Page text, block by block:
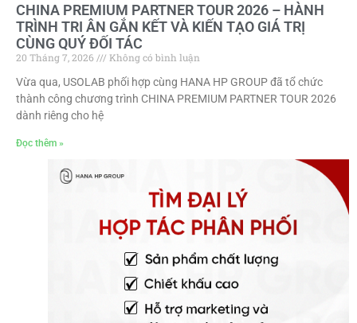
CHINA PREMIUM PARTNER TOUR 2026 – HÀNH
TRÌNH TRI ÂN GẮN KẾT VÀ KIẾN TẠO GIÁ TRỊ
CÙNG QUÝ ĐỐI TÁC
20 Tháng 7, 2026
Không có bình luận
Vừa qua, USOLAB phối hợp cùng HANA HP GROUP đã tổ chức
thành công chương trình CHINA PREMIUM PARTNER TOUR 2026
dành riêng cho hệ
Đọc thêm »